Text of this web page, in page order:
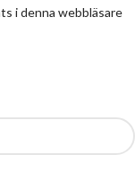
i denna webbläsare